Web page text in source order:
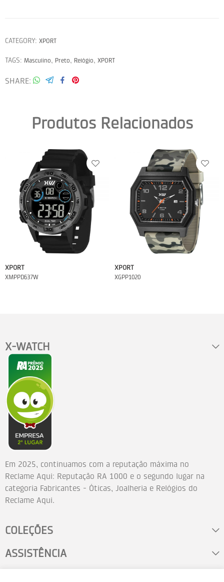
CATEGORY: XPORT
TAGS: Masculino, Preto, Relógio, XPORT
SHARE
Produtos Relacionados
XPORT
XMPPD637W
XPORT
XGPP1020
X-WATCH
Em 2025, continuamos com a reputação máxima no
Reclame Aqui: Reputação RA 1000 e o segundo lugar na
categoria Fabricantes - Óticas, Joalheria e Relógios do
Reclame Aqui.
COLEÇÕES
ASSISTÊNCIA